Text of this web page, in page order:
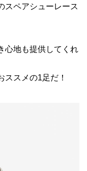
スペアシューレース
心地も提供してくれ
ススメの1足だ！